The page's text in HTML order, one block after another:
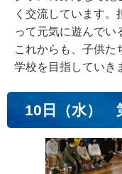
く交流しています
って元気に遊んでい
これからも、子供た
学校を目指していき
10日（水）